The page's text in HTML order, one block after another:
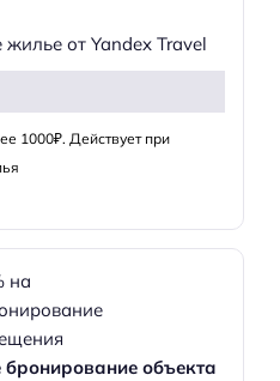
от Yandex Travel
1000₽. Действует при
объекта